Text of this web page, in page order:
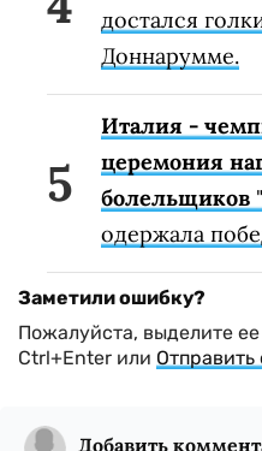
достался
Доннарумме.
Италия -
церемония
болельщиков
одержала
Заметили ошибку?
Пожалуйста, выделите
Ctrl+Enter или
Добавить